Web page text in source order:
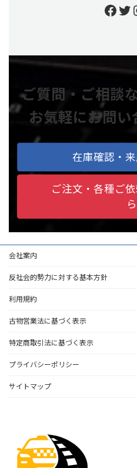
ご質問・ご相談
お気軽にお問
在庫確認・
ご注文・各種ご
ら
会社案内
反社会的勢力に対する基本方針
利用規約
古物営業法に基づく表示
特定商取引法に基づく表示
プライバシーポリシー
サイトマップ